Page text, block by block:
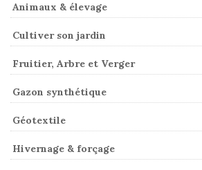
Animaux & élevage
Cultiver son jardin
Fruitier, Arbre et Verger
Gazon synthétique
Géotextile
Hivernage & forçage